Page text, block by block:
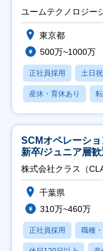
ユームテクノロジー
東京都
500万~1000万
正社員採用 土日
産休・育休あり
SCMオペレーシ
新卒/ジュニア層歓
株式会社クラス（
千葉県
310万~460万
正社員採用 職種